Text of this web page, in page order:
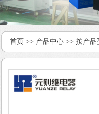
首页 >> 产品中心 >> 按产品